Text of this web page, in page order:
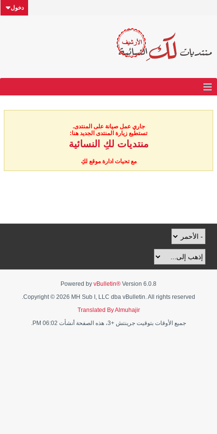
دخول
جاري عمل صيانة على المنتدى.
تستطيع زيارة المنتدى الجديد هنا:
منتديات لكِ النسائية
مع تحيات ادارة موقع لكِ
Powered by vBulletin® Version 6.0.8
Copyright © 2026 MH Sub I, LLC dba vBulletin. All rights reserved.
Translated By Almuhajir
جميع الأوقات بتوقيت جرينتش +3، هذه الصفحة أنشأت 06:02 PM.